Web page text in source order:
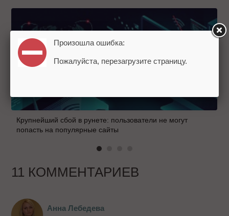
Крупнейший сбой в рунете: пользователи не могут
попасть на популярные сайты
11 КОММЕНТАРИЕВ
Анна Лебедева
Произошла ошибка:
Пожалуйста, перезагрузите страницу.